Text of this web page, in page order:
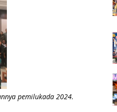
pemilukada 2024.